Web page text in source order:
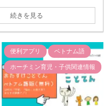
続きを見る
便利アプリ ベトナム語
ホーチミン育児・子供関連情報